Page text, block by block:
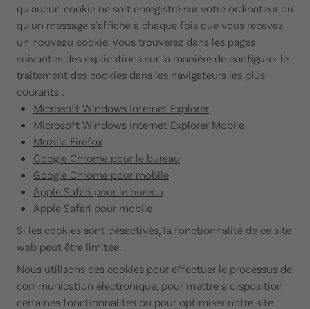
qu'aucun cookie ne soit enregistré sur votre ordinateur ou
qu'un message s'affiche à chaque fois que vous recevez
un nouveau cookie. Vous trouverez dans les pages
suivantes des explications sur la manière de configurer le
traitement des cookies dans les navigateurs les plus
courants :
Microsoft Windows Internet Explorer
Microsoft Windows Internet Explorer Mobile
Mozilla Firefox
Google Chrome pour le bureau
Google Chrome pour mobile
Apple Safari pour le bureau
Apple Safari pour mobile
Si les cookies sont désactivés, la fonctionnalité de ce site
web peut être limitée.
Nous utilisons des cookies pour effectuer le processus de
communication électronique, pour mettre à disposition
certaines fonctionnalités ou pour optimiser notre site